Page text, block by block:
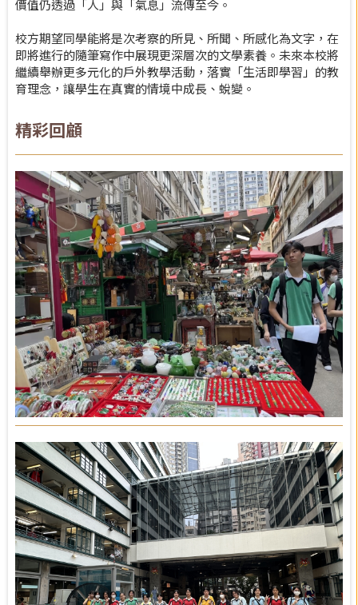
價值仍透過「人」與「氣息」流傳至今。
校方期望同學能將是次考察的所見、所聞、所感化為文字，在
即將進行的隨筆寫作中展現更深層次的文學素養。未來本校將
繼續舉辦更多元化的戶外教學活動，落實「生活即學習」的教
育理念，讓學生在真實的情境中成長、蛻變。
精彩回顧